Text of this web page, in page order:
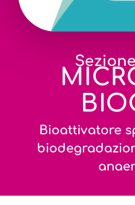
Sezione
Bioattivatore